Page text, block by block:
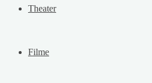
Theater
Filme